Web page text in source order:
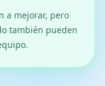
a mejorar, pero
también pueden